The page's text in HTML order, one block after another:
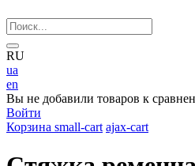
RU
ua
en
Вы не добавили товаров к
Войти
Корзина small-cart ajax-cart